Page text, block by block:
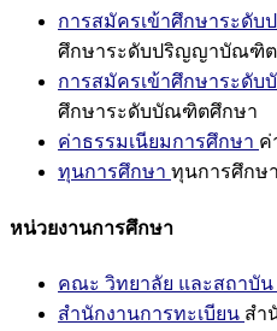
การสมัครเข้าศึกษาระดั
ศึกษาระดับปริญญาบัณฑิต
การสมัครเข้าศึกษาระดั
ศึกษาระดับบัณฑิตศึกษา
ค่าธรรมเนียมการศึกษา ค่
ทุนการศึกษา ทุนการศึกษา
หน่วยงานการศึกษา
คณะ วิทยาลัย และสถาบัน
สำนักงานการทะเบียน สำ